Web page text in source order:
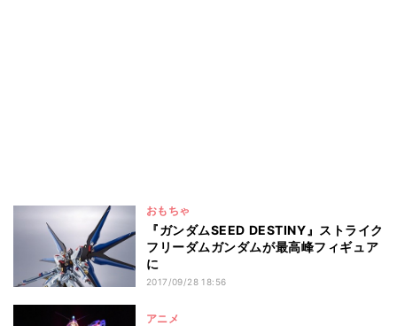
おもちゃ
『ガンダムSEED DESTINY』ストライク
フリーダムガンダムが最高峰フィギュア
に
2017/09/28 18:56
アニメ